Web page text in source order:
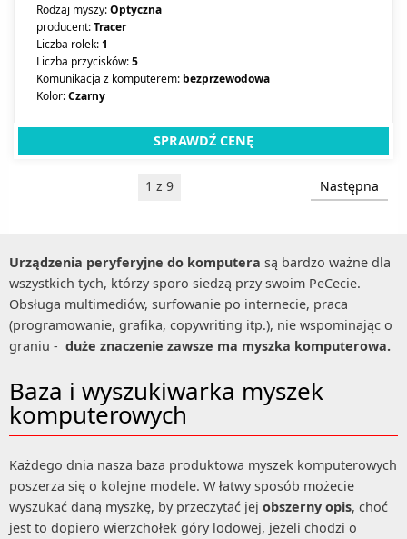
Rodzaj myszy:Optyczna
producent:Tracer
Liczba rolek:1
Liczba przycisków:5
Komunikacja z komputerem: bezprzewodowa
Kolor:Czarny
SPRAWDŹ CENĘ
1 z 9 Następna
Urządzenia peryferyjne do komputera są bardzo ważne dla
wszystkich tych, którzy sporo siedzą przy swoim PeCecie.
Obsługa multimediów, surfowanie po internecie, praca
(programowanie, grafika, copywriting itp.), nie wspominając o
graniu - duże znaczenie zawsze ma myszka komputerowa.
Baza i wyszukiwarka myszek
komputerowych
Każdego dnia nasza baza produktowa myszek komputerowych
poszerza się o kolejne modele. W łatwy sposób możecie
wyszukać daną myszkę, by przeczytać jej obszerny opis, choć
jest to dopiero wierzchołek góry lodowej, jeżeli chodzi o